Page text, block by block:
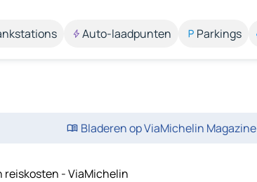
Auto-laadpunten Parkings
Bladeren op ViaMichelin Magazine
reiskosten - ViaMichelin